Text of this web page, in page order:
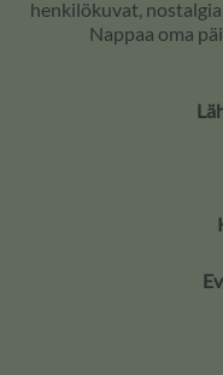
henkilökuvat,
Nappaa oma